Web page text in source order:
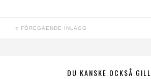
FÖREGÅENDE INLÄGG
DU KANSKE OCKSÅ